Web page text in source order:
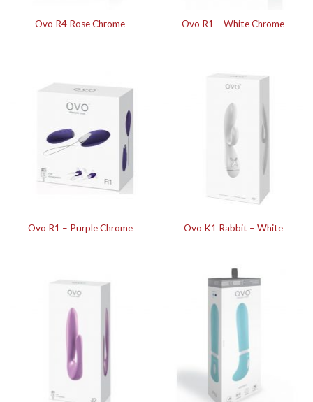
Ovo R4 Rose Chrome Ovo R1 – White Chrome
Ovo R1 – Purple Chrome Ovo K1 Rabbit – White